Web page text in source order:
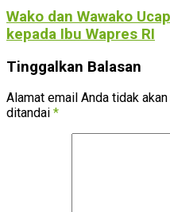
Wako dan Wawako
kepada Ibu Wapres RI
Tinggalkan Balasan
Alamat email Anda tidak
ditandai *